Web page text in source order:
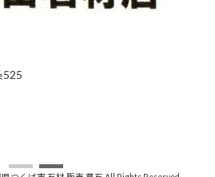
525